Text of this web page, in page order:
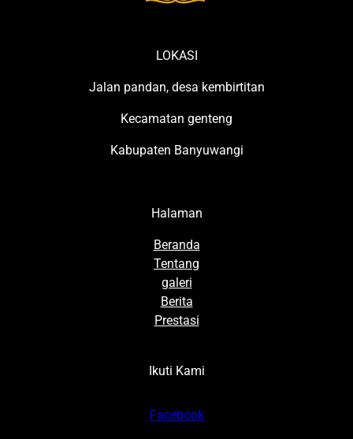
LOKASI
Jalan pandan, desa kembirtitan
Kecamatan genteng
Kabupaten Banyuwangi
Halaman
Beranda
Tentang
galeri
Berita
Prestasi
Ikuti Kami
Facebook